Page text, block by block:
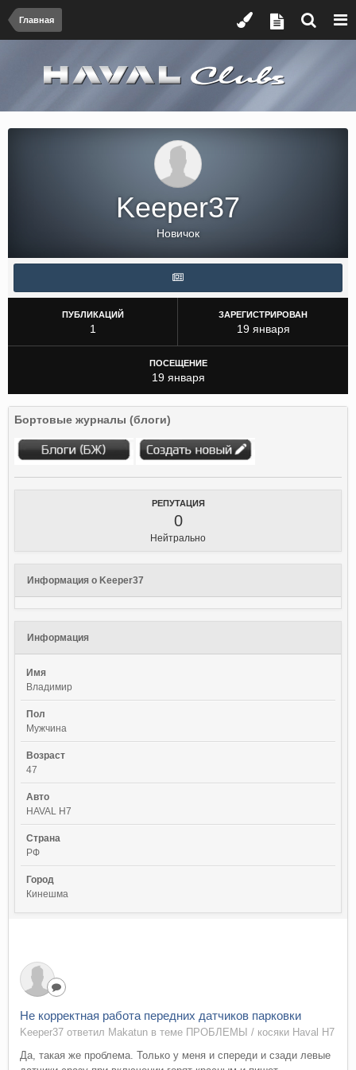
Главная
Keeper37
Новичок
ПУБЛИКАЦИЙ
1
ЗАРЕГИСТРИРОВАН
19 января
ПОСЕЩЕНИЕ
19 января
Бортовые журналы (блоги)
РЕПУТАЦИЯ
0
Нейтрально
Информация о Keeper37
Информация
Имя
Владимир
Пол
Мужчина
Возраст
47
Авто
HAVAL H7
Страна
РФ
Город
Кинешма
Не корректная работа передних датчиков парковки
Keeper37 ответил Makatun в теме ПРОБЛЕМЫ / косяки Haval H7
Да, такая же проблема. Только у меня и спереди и сзади левые